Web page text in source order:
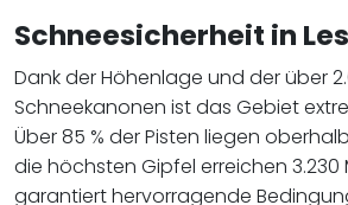
Schneesicherheit in
Dank der Höhenlage und der über
Schneekanonen ist das Gebiet
Über 85 % der Pisten liegen
die höchsten Gipfel erreichen 3.230
garantiert hervorragende